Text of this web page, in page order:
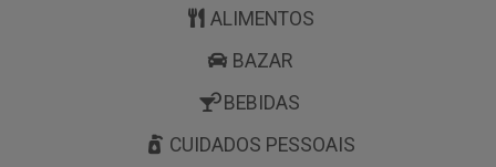
ALIMENTOS
BAZAR
BEBIDAS
CUIDADOS PESSOAIS